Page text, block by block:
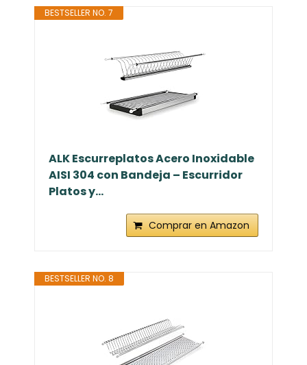
BESTSELLER NO. 7
ALK Escurreplatos Acero Inoxidable
AISI 304 con Bandeja – Escurridor
Platos y...
Comprar en Amazon
BESTSELLER NO. 8